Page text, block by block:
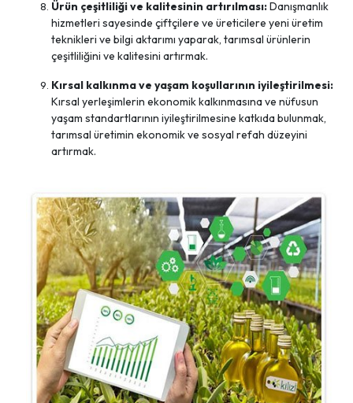
Ürün çeşitliliği ve kalitesinin artırılması:Danışmanlık
hizmetleri sayesinde çiftçilere ve üreticilere yeni üretim
teknikleri ve bilgi aktarımı yaparak, tarımsal ürünlerin
çeşitliliğini ve kalitesini artırmak.
Kırsal kalkınma ve yaşam koşullarının iyileştirilmesi:
Kırsal yerleşimlerin ekonomik kalkınmasına ve nüfusun
yaşam standartlarının iyileştirilmesine katkıda bulunmak,
tarımsal üretimin ekonomik ve sosyal refah düzeyini
artırmak.